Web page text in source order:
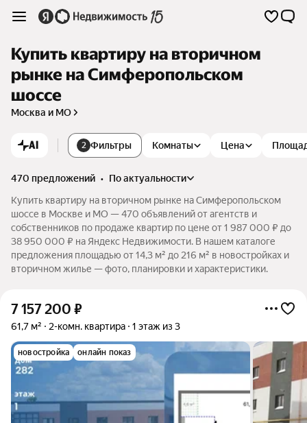
Купить квартиру на вторичном
рынке на Симферопольском
шоссе
Москва и МО
AI 2 Фильтры Комнаты Цена
470 предложений •
по актуальности
Купить квартиру на вторичном рынке на Симферопольском
шоссе в Москве и МО — 470 объявлений от агентств и
собственников по продаже квартир по цене от 1 987 000 ₽ до
38 950 000 ₽ на Яндекс Недвижимости. В нашем каталоге
предложения площадью от 14,3 м² до 216 м² в новостройках и
вторичном жилье — фото, планировки и характеристики.
7 157 200 ₽
61,7 м² 2-комн. квартира 1 этаж из 3
новостройка онлайн показ